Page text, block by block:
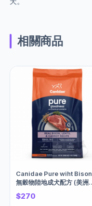
相關商品
Canidae Pure wiht Bison
無穀物陸地成犬配方 (美洲
牛, 小扁豆&紅蘿蔔) 4磅
$270